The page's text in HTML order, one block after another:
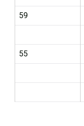
59
55